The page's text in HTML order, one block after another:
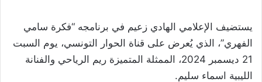
يستضيف الإعلامي الهادي زعيم في برنامجه “فكرة سامي
الفهري”، الذي يُعرض على قناة الحوار التونسي، يوم السبت
21 ديسمبر 2024، الممثلة المتميزة ريم الرياحي والفنانة
الليبية اسماء سليم.